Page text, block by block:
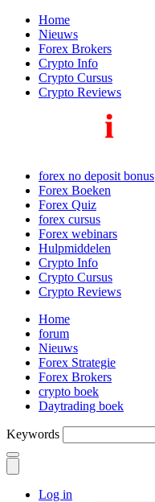
Home
Nieuws
Forex Brokers
Crypto Info
Crypto Cursus
Crypto Reviews
forex no deposit bonus
Forex Boeken
Forex Quiz
forex cursus
Forex webinars
Hulpmiddelen
Crypto Info
Crypto Cursus
Crypto Reviews
Home
forum
Nieuws
Forex Strategie
Forex Brokers
crypto boek
Daytrading boek
Keywords
Log in